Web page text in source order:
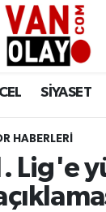
SİYASET
HABERLERİ
Lig'e
Haritası